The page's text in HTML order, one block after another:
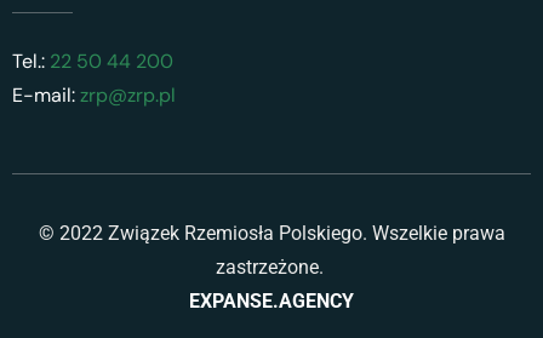
Tel.: 22 50 44 200
E-mail:zrp@zrp.pl
© 2022 Związek Rzemiosła Polskiego. Wszelkie prawa
zastrzeżone.
EXPANSE.AGENCY